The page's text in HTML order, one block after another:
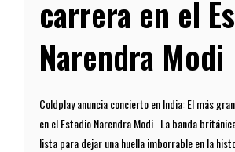
carrera en el
Narendra Modi
Coldplay anuncia concierto en India: El más
en el Estadio Narendra Modi La banda
lista para dejar una huella imborrable en la